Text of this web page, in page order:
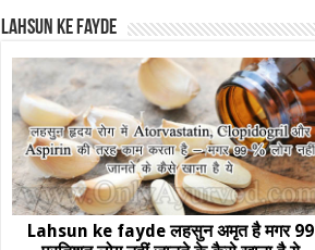
Lahsun ke fayde
Lahsun ke fayde लहसुन अमृत है मगर 99